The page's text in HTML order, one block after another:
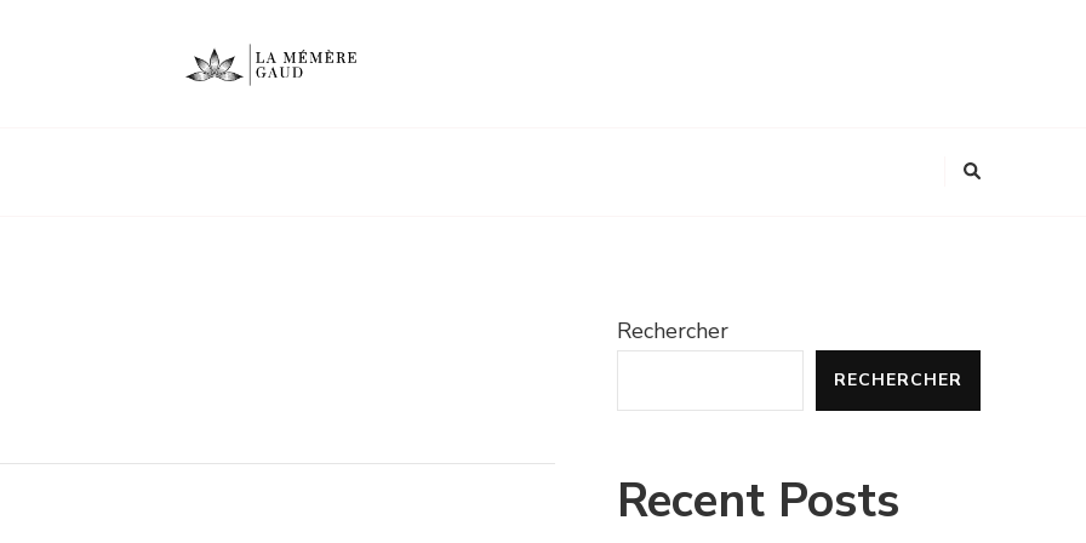
Rechercher
RECHERCHER
Recent Posts